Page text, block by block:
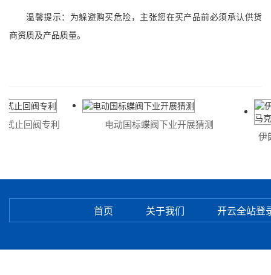
温馨提示：为躲避购买危险，主张您在买产品前必须承认供货
商资质及产品质量。
止回阀专利
电动国标蝶阀下业开展猜测
伊
首页 关于我们 开云全站登